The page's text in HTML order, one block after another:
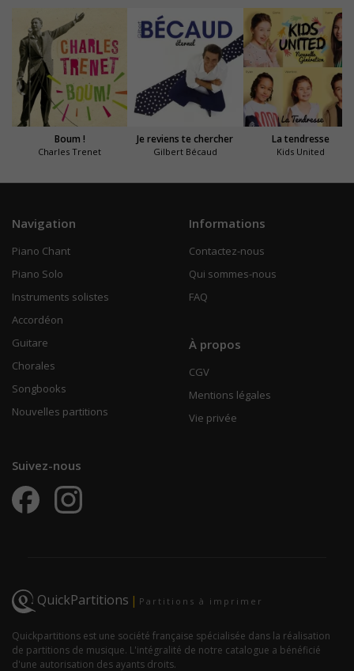
Boum !
Charles Trenet
Je reviens te chercher
Gilbert Bécaud
La tendresse
Kids United
Navigation
Piano Chant
Piano Solo
Instruments solistes
Accordéon
Guitare
Chorales
Songbooks
Nouvelles partitions
Informations
Contactez-nous
Qui sommes-nous
FAQ
À propos
CGV
Mentions légales
Vie privée
Suivez-nous
QuickPartitions | Partitions à imprimer
Quickpartitions est une société française spécialisée dans la réalisation
de partitions de musique. L'intégralité de notre catalogue a bénéficié
d'une autorisation des ayants droits.